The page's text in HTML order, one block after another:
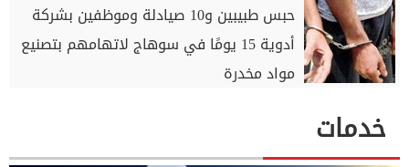
حبس طبيبين و10 صيادلة وموظفين بشركة
أدوية 15 يومًا في سوهاج لاتهامهم بتصنيع
مواد مخدرة
خدمات